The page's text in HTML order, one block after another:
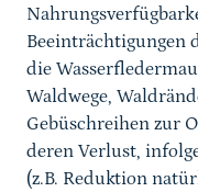
Beeinträchtigungen
die
Waldwege,
Gebüschreihen zur
deren Verlust,
(z.B. Reduktion